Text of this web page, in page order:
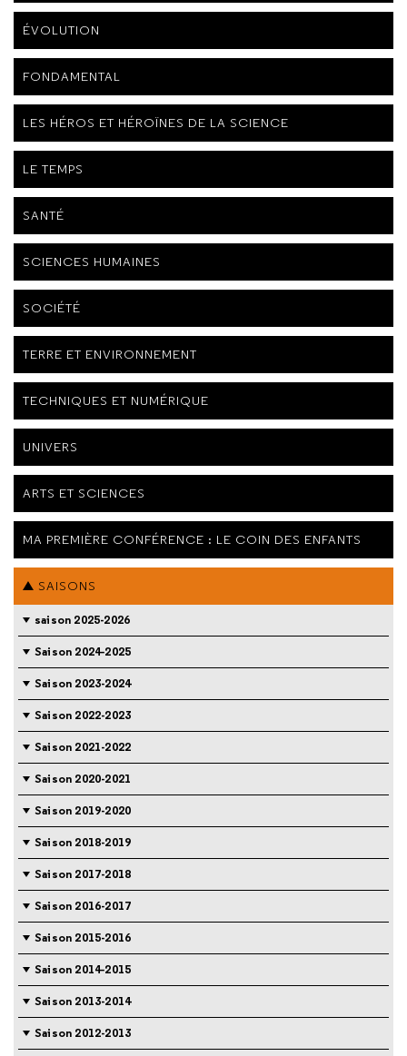
ÉVOLUTION
FONDAMENTAL
LES HÉROS ET HÉROÏNES DE LA SCIENCE
LE TEMPS
SANTÉ
SCIENCES HUMAINES
SOCIÉTÉ
TERRE ET ENVIRONNEMENT
TECHNIQUES ET NUMÉRIQUE
UNIVERS
ARTS ET SCIENCES
MA PREMIÈRE CONFÉRENCE : LE COIN DES ENFANTS
SAISONS
saison 2025-2026
Saison 2024-2025
Saison 2023-2024
Saison 2022-2023
Saison 2021-2022
Saison 2020-2021
Saison 2019-2020
Saison 2018-2019
Saison 2017-2018
Saison 2016-2017
Saison 2015-2016
Saison 2014-2015
Saison 2013-2014
Saison 2012-2013